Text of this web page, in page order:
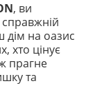
, ви
дім на оазис
хто цінує
прагне
та